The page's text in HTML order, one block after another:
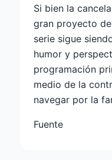
Si bien la
gran proyecto
serie sigue
humor y
programación
medio de la
navegar por la
Fuente